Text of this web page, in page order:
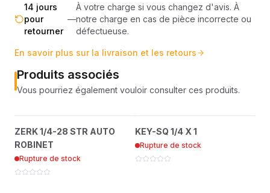
14 jours
pour
retourner
—
À votre charge si vous changez d'avis. À
notre charge en cas de pièce incorrecte ou
défectueuse.
En savoir plus sur la livraison et les retours
Produits associés
Vous pourriez également vouloir consulter ces produits.
?
ROBINET
ZERK 1/4-28 STR AUTO
ROBINET
Rupture de stock
?
64164-12
KEY-SQ 1/4 X 1
Rupture de stock